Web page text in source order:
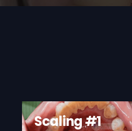
Scaling #1